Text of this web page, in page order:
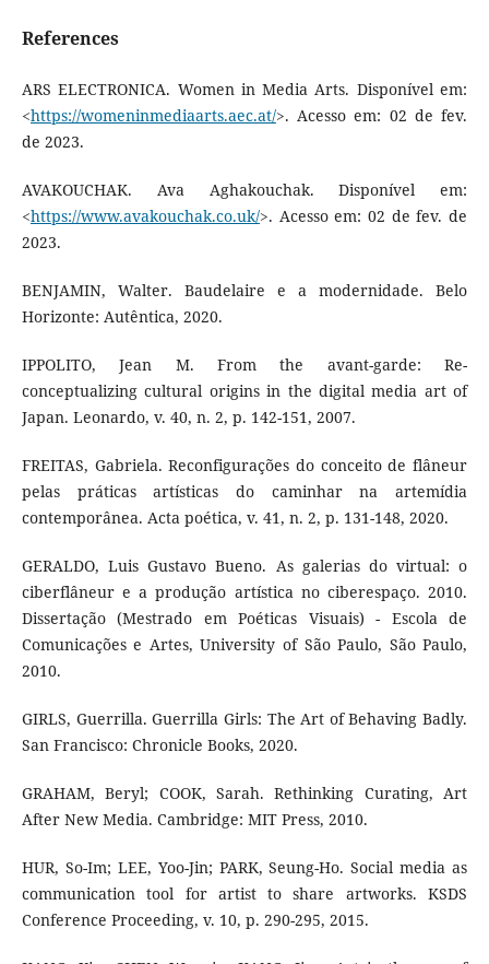
References
ARS ELECTRONICA. Women in Media Arts. Disponível em:
<https://womeninmediaarts.aec.at/>. Acesso em: 02 de fev.
de 2023.
AVAKOUCHAK. Ava Aghakouchak. Disponível em:
<https://www.avakouchak.co.uk/>. Acesso em: 02 de fev. de
2023.
BENJAMIN, Walter. Baudelaire e a modernidade. Belo
Horizonte: Autêntica, 2020.
IPPOLITO, Jean M. From the avant-garde: Re-
conceptualizing cultural origins in the digital media art of
Japan. Leonardo, v. 40, n. 2, p. 142-151, 2007.
FREITAS, Gabriela. Reconfigurações do conceito de flâneur
pelas práticas artísticas do caminhar na artemídia
contemporânea. Acta poética, v. 41, n. 2, p. 131-148, 2020.
GERALDO, Luis Gustavo Bueno. As galerias do virtual: o
ciberflâneur e a produção artística no ciberespaço. 2010.
Dissertação (Mestrado em Poéticas Visuais) - Escola de
Comunicações e Artes, University of São Paulo, São Paulo,
2010.
GIRLS, Guerrilla. Guerrilla Girls: The Art of Behaving Badly.
San Francisco: Chronicle Books, 2020.
GRAHAM, Beryl; COOK, Sarah. Rethinking Curating, Art
After New Media. Cambridge: MIT Press, 2010.
HUR, So-Im; LEE, Yoo-Jin; PARK, Seung-Ho. Social media as
communication tool for artist to share artworks. KSDS
Conference Proceeding, v. 10, p. 290-295, 2015.